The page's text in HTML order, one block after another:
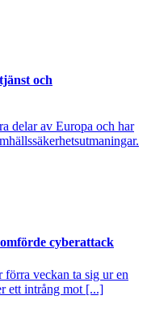
och
delar av Europa och har
cyberattack
veckan ta sig ur en
ett intrång mot [...]